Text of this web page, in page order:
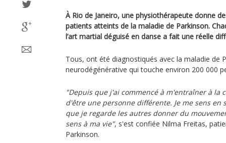
À Rio de Janeiro, une physiothérapeute donne
patients atteints de la maladie de Parkinson.
l’art martial déguisé en danse a fait une réelle
Tous, ont été diagnostiqués avec la maladie de
neurodégénérative qui touche environ 200 000
"Depuis que j'ai commencé à m'entraîner à la
d'être une personne différente. Je me sens en
que je regarde les autres donner du
sens à ma vie", s'est confiée Nilma Freitas,
Parkinson.